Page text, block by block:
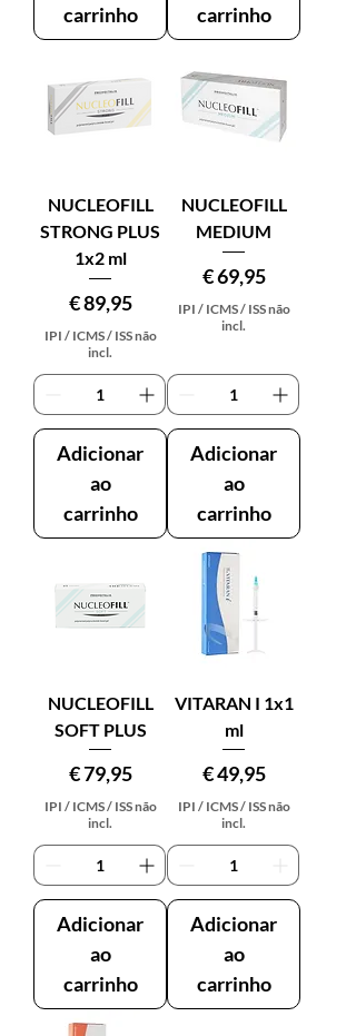
carrinho
carrinho
NUCLEOFILL
STRONG PLUS
1x2 ml
Preço
€ 89,95
IPI / ICMS / ISS não
incl.
Adicionar
ao
carrinho
NUCLEOFILL
MEDIUM
Preço
€ 69,95
IPI / ICMS / ISS não
incl.
Adicionar
ao
carrinho
NUCLEOFILL
SOFT PLUS
Preço
€ 79,95
IPI / ICMS / ISS não
incl.
Adicionar
ao
carrinho
VITARAN I 1x1
ml
Preço
€ 49,95
IPI / ICMS / ISS não
incl.
Adicionar
ao
carrinho